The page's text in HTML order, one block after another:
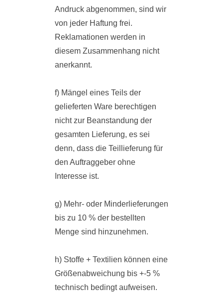
Andruck abgenommen, sind wir
von jeder Haftung frei.
Reklamationen werden in
diesem Zusammenhang nicht
anerkannt.
f) Mängel eines Teils der
gelieferten Ware berechtigen
nicht zur Beanstandung der
gesamten Lieferung, es sei
denn, dass die Teillieferung für
den Auftraggeber ohne
Interesse ist.
g) Mehr- oder Minderlieferungen
bis zu 10 % der bestellten
Menge sind hinzunehmen.
h) Stoffe + Textilien können eine
Größenabweichung bis +-5 %
technisch bedingt aufweisen.